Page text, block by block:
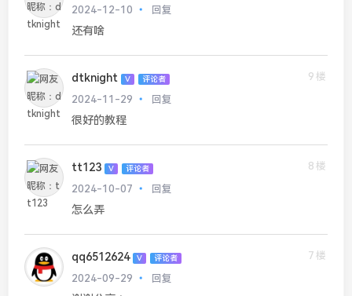
2024-12-10
回复
还有啥
dtknight V 评论者
9楼
2024-11-29
回复
很好的教程
tt123 V 评论者
8楼
2024-10-07
回复
怎么弄
qq6512624 V 评论者
7楼
2024-09-29
回复